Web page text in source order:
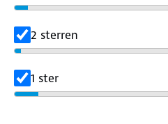
2 sterren
1 ster